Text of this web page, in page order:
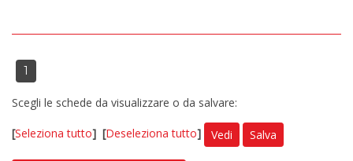
1
Scegli le schede da visualizzare o da salvare:
[Seleziona tutto] [Deseleziona tutto] Vedi Salva